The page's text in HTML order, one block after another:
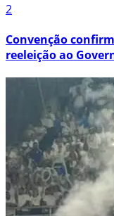
2
Convenção
reeleição ao